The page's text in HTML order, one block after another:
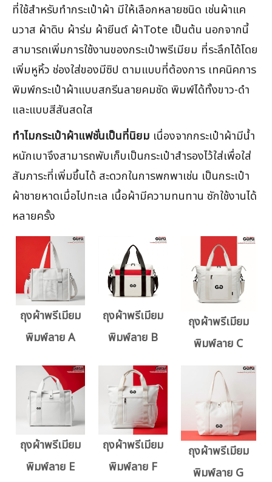
ที่ใช้สำหรับทำกระเป๋าผ้า มีให้เลือกหลายชนิด เช่นผ้าแค
นวาส ผ้าดิบ ผ้าร่ม ผ้ายีนต์ ผ้าTote เป็นต้น นอกจากนี้
สามารถเพิ่มการใช้งานของกระเป๋าพรีเมียม ที่ระลึกได้โดย
เพิ่มหูหิ้ว ช่องใส่ของมีซิป ตามแบบที่ต้องการ เทคนิคการ
พิมพ์กระเป๋าผ้าแบบสกรีนลายคมชัด พิมพ์ได้ทั้งขาว-ดำ
และแบบสีสันสดใส
ทำไมกระเป๋าผ้าแฟชั่นเป็นที่นิยม เนื่องจากกระเป๋าผ้ามีน้ำ
หนักเบาจึงสามารถพับเก็บเป็นกระเป๋าสำรองไว้ใส่เพื่อใส่
สัมภาระที่เพิ่มขึ้นได้ สะดวกในการพกพาเช่น เป็นกระเป๋า
ผ้าชายหาดเมื่อไปทะเล เนื้อผ้ามีความทนทาน ซักใช้งานได้
หลายครั้ง
ถุงผ้าพรีเมียม
พิมพ์ลาย A
ถุงผ้าพรีเมียม
พิมพ์ลาย B
ถุงผ้าพรีเมียม
พิมพ์ลาย C
ถุงผ้าพรีเมียม
พิมพ์ลาย E
ถุงผ้าพรีเมียม
พิมพ์ลาย F
ถุงผ้าพรีเมียม
พิมพ์ลาย G